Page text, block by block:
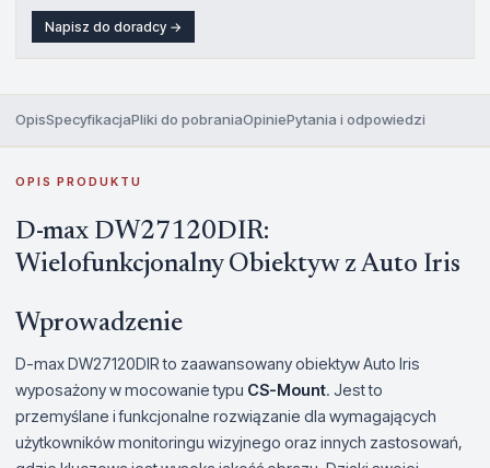
Napisz do doradcy →
OpisSpecyfikacjaPliki do pobraniaOpiniePytania i odpowiedzi
OPIS PRODUKTU
D-max DW27120DIR:
Wielofunkcjonalny Obiektyw z Auto Iris
Wprowadzenie
D-max DW27120DIR to zaawansowany obiektyw Auto Iris
wyposażony w mocowanie typu CS-Mount. Jest to
przemyślane i funkcjonalne rozwiązanie dla wymagających
użytkowników monitoringu wizyjnego oraz innych zastosowań,